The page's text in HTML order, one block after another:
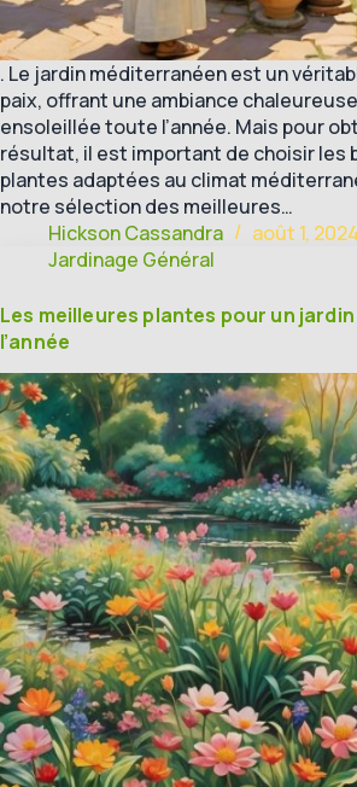
. Le jardin méditerranéen est un
paix, offrant une ambiance
ensoleillée toute l’année. Mais pour
résultat, il est important de choisir les
plantes adaptées au climat
notre sélection des meilleures…
Hickson Cassandra
août 1, 2024
Jardinage Général
Les meilleures plantes pour un
l’année